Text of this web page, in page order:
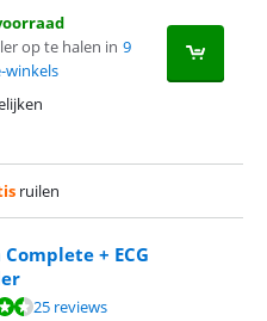
op te halen in 9
winkels
ruilen
+ ECG
op 25 reviews.
25 reviews